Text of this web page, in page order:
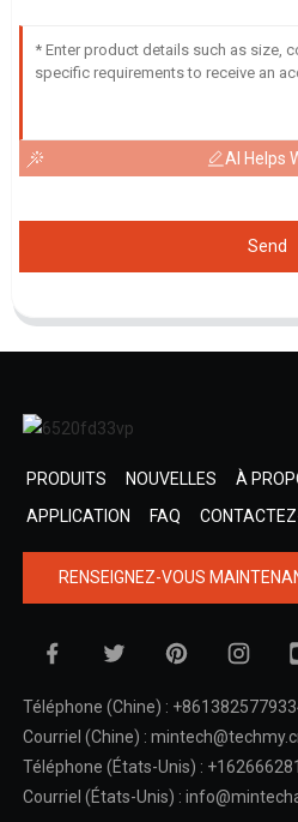
AI Helps
Send
PRODUITS NOUVELLES
À
APPLICATION
FAQ
RENSEIGNEZ-VOUS
Téléphone (Chine) :
Courriel (Chine) :
Téléphone (États-Unis) :
Courriel (États-Unis) :